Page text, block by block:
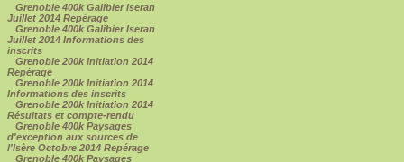
Grenoble 400k Galibier Iseran
Juillet 2014 Repérage
Grenoble 400k Galibier Iseran
Juillet 2014 Informations des
inscrits
Grenoble 200k Initiation 2014
Repérage
Grenoble 200k Initiation 2014
Informations des inscrits
Grenoble 200k Initiation 2014
Résultats et compte-rendu
Grenoble 400k Paysages
d'exception aux sources de
l'Isère Octobre 2014 Repérage
Grenoble 400k Paysages